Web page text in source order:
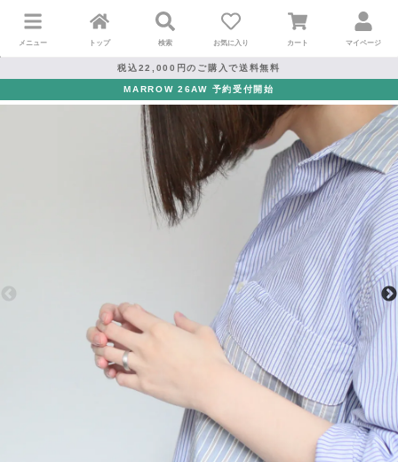
メニュー トップ 検索 お気に入り カート マイページ
税込22,000円のご購入で送料無料
MARROW 26AW 予約受付開始